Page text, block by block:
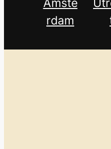
Amste
rdam